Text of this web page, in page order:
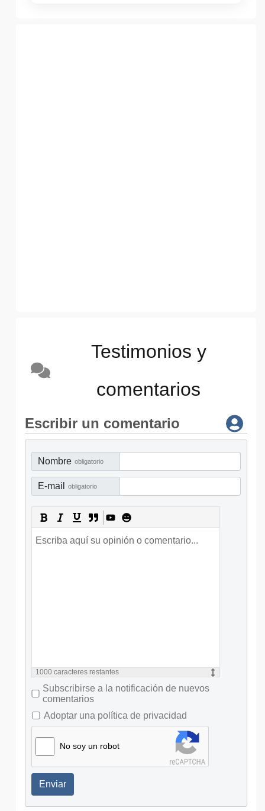
Testimonios y
comentarios
Escribir un comentario
Nombre obligatorio
E-mail obligatorio
1000 caracteres restantes
Subscribirse a la notificación de nuevos
comentarios
Adoptar una política de privacidad
No soy un robot
Enviar